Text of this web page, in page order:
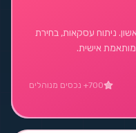
ניתוח עסקאות, בחירת
אישית.
700+ נכסים מנוהלים